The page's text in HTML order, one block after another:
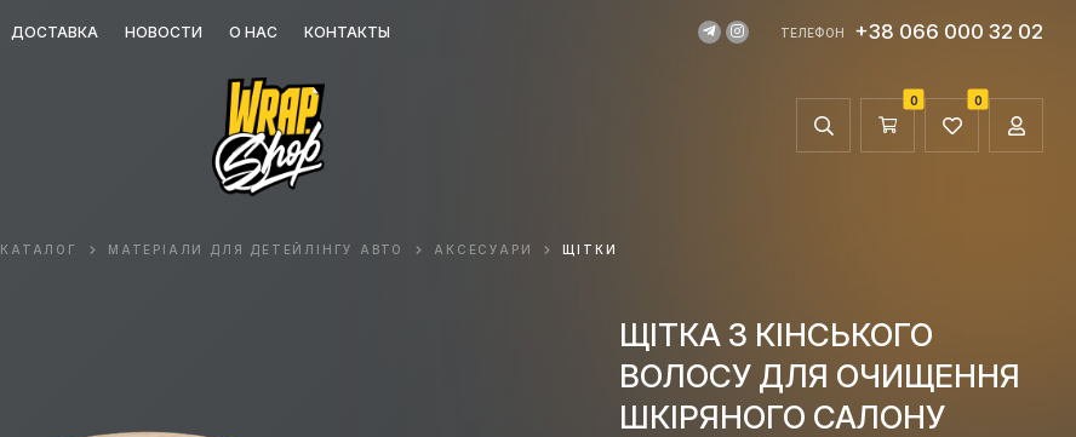
ДОСТАВКА НОВОСТИ О НАС КОНТАКТЫ ТЕЛЕФОН +38 066 000 32 02
0 0
КАТАЛОГ МАТЕРІАЛИ ДЛЯ ДЕТЕЙЛІНГУ АВТО АКСЕСУАРИ ЩІТКИ
ЩІТКА З КІНСЬКОГО
ВОЛОСУ ДЛЯ ОЧИЩЕННЯ
ШКІРЯНОГО САЛОНУ